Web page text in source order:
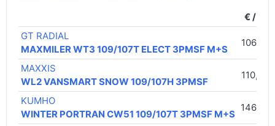
€ / vnt.
GT RADIAL
MAXMILER WT3 109/107T ELECT 3PMSF M+S
106,00
MAXXIS
WL2 VANSMART SNOW 109/107H 3PMSF
110,00
KUMHO
WINTER PORTRAN CW51 109/107T 3PMSF M+S
146,00